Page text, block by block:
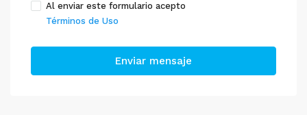
Al enviar este formulario acepto
Términos de Uso
Enviar mensaje